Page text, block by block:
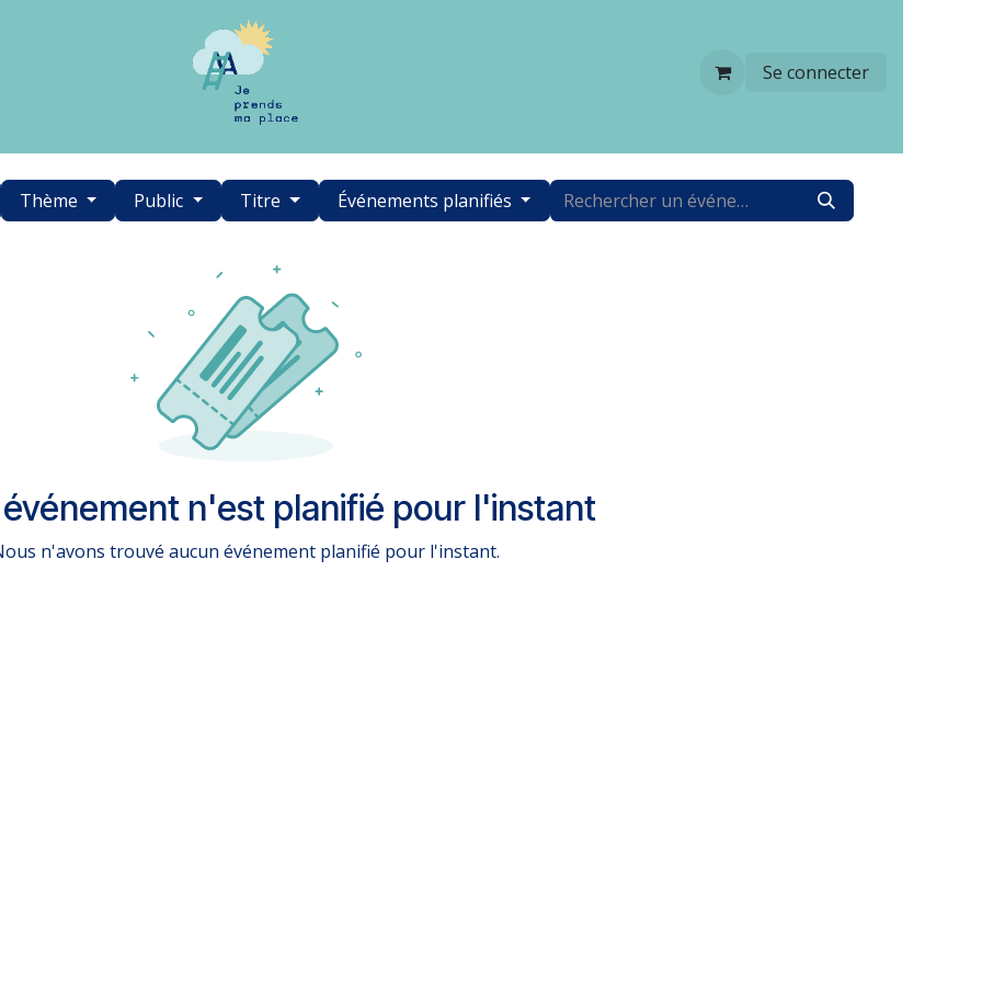
Se connecter
Thème Public Titre Événements planifiés
n'est planifié pour l'instant
n'avons trouvé aucun événement planifié pour l'instant.